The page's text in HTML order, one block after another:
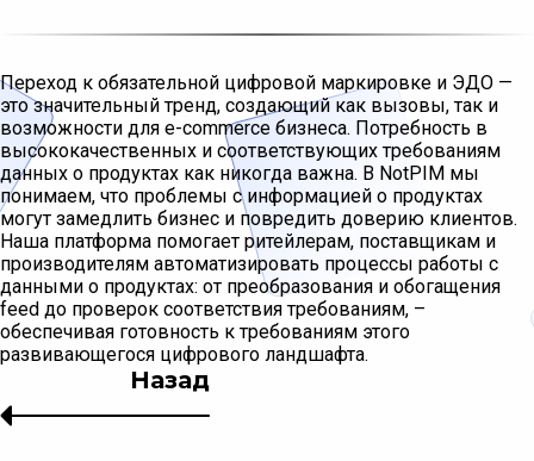
Переход к обязательной цифровой маркировке и ЭДО —
это значительный тренд, создающий как вызовы, так и
возможности для e-commerce бизнеса. Потребность в
высококачественных и соответствующих требованиям
данных о продуктах как никогда важна. В NotPIM мы
понимаем, что проблемы с информацией о продуктах
могут замедлить бизнес и повредить доверию клиентов.
Наша платформа помогает ритейлерам, поставщикам и
производителям автоматизировать процессы работы с
данными о продуктах: от преобразования и обогащения
feed до проверок соответствия требованиям, –
обеспечивая готовность к требованиям этого
развивающегося цифрового ландшафта.
Назад